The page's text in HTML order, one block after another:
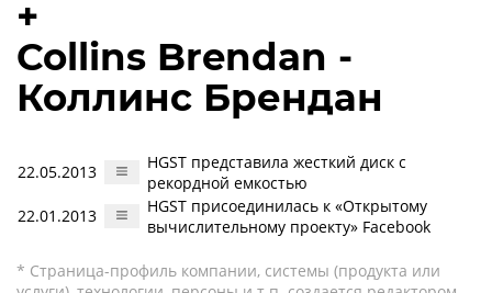
+
Collins Brendan -
Коллинс Брендан
22.05.2013
HGST представила жесткий диск с
рекордной емкостью
22.01.2013
HGST присоединилась к «Открытому
вычислительному проекту» Facebook
* Страница-профиль компании, системы (продукта или